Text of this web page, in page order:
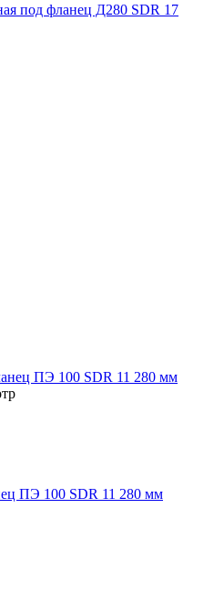
под фланец Д280 SDR 17
ПЭ 100 SDR 11 280 мм